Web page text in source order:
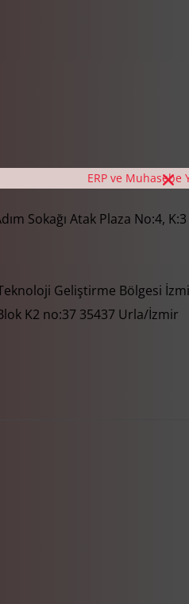
Sokağı Atak Plaza No:4,
Geliştirme Bölgesi
K2 no:37 35437 Urla/İzmir